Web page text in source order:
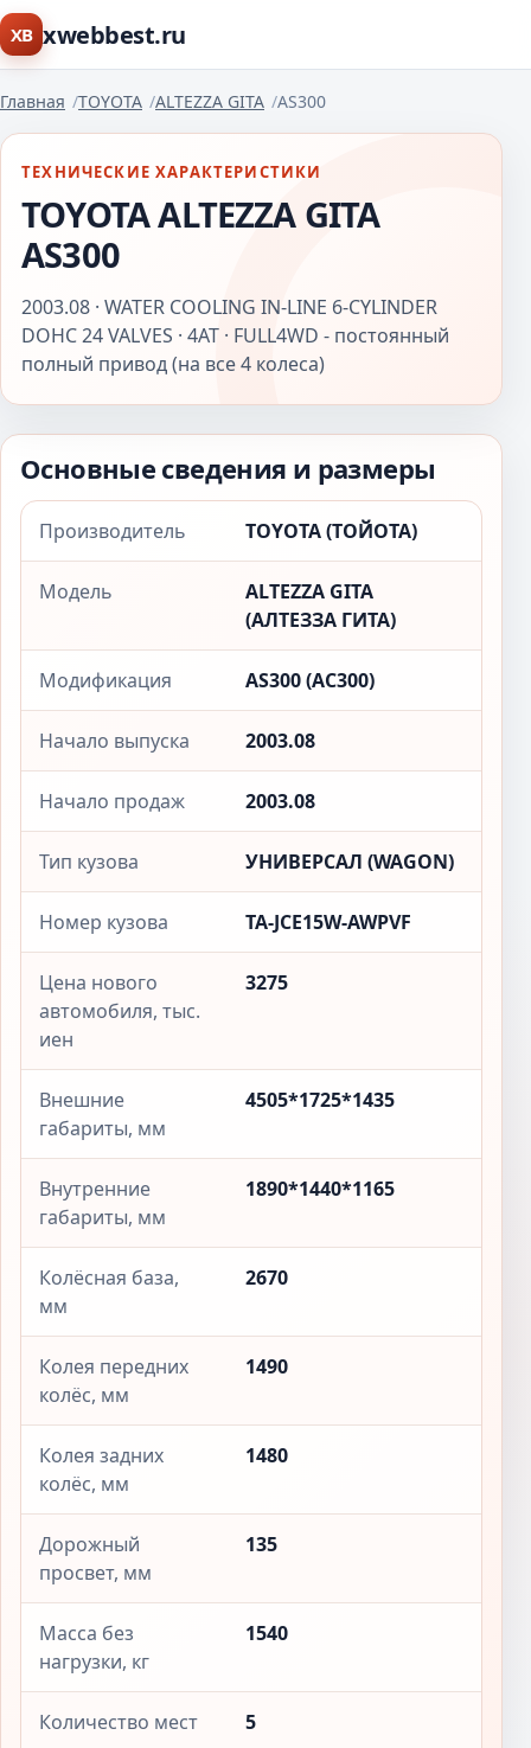
XB xwebbest.ru
Главная TOYOTA ALTEZZA GITA AS300
ТЕХНИЧЕСКИЕ ХАРАКТЕРИСТИКИ
TOYOTA ALTEZZA GITA
AS300
2003.08 · WATER COOLING IN-LINE 6-CYLINDER
DOHC 24 VALVES · 4AT · FULL4WD - постоянный
полный привод (на все 4 колеса)
Основные сведения и размеры
Производитель TOYOTA (ТОЙОТА)
Модель
ALTEZZA GITA
(АЛТЕЗЗА ГИТА)
Модификация AS300 (АС300)
Начало выпуска 2003.08
Начало продаж 2003.08
Тип кузова УНИВЕРСАЛ (WAGON)
Номер кузова TA-JCE15W-AWPVF
Цена нового
автомобиля, тыс.
иен
3275
Внешние
габариты, мм
4505*1725*1435
Внутренние
габариты, мм
1890*1440*1165
Колёсная база,
мм
2670
Колея передних
колёс, мм
1490
Колея задних
колёс, мм
1480
Дорожный
просвет, мм
135
Масса без
нагрузки, кг
1540
Количество мест 5